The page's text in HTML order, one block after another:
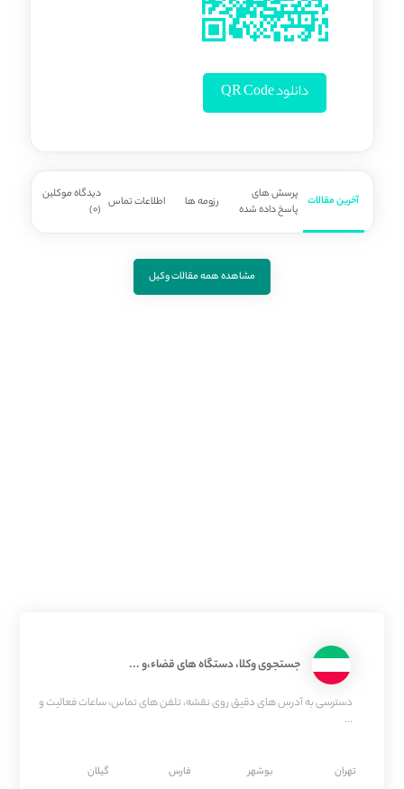
دانلود QR Code
آخرین مقالات
پرسش های
پاسخ داده شده
رزومه ها اطلاعات تماس دیدگاه موکلین
(0)
مشاهده همه مقالات وکیل
جستجوی وکلا، دستگاه های قضاء،و ...
دسترسی به آدرس های دقیق روی نقشه، تلفن های تماس، ساعات فعالیت و
...
تهران
بوشهر
فارس
گیلان